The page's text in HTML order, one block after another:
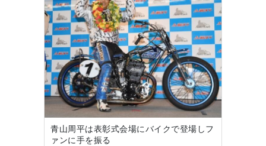
青山周平は表彰式会場にバイクで登場しフ
ァンに手を振る